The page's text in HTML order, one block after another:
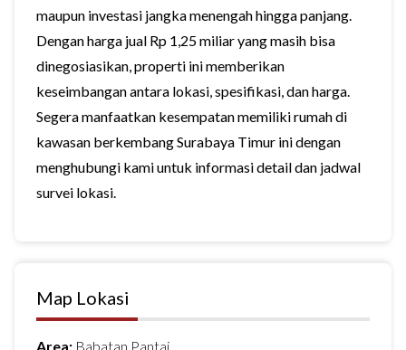
maupun investasi jangka menengah hingga panjang.
Dengan harga jual Rp 1,25 miliar yang masih bisa
dinegosiasikan, properti ini memberikan
keseimbangan antara lokasi, spesifikasi, dan harga.
Segera manfaatkan kesempatan memiliki rumah di
kawasan berkembang Surabaya Timur ini dengan
menghubungi kami untuk informasi detail dan jadwal
survei lokasi.
Map Lokasi
Area: Babatan Pantai